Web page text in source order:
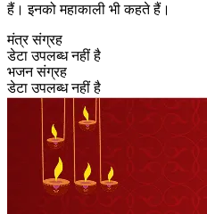
हैं। इनको महाकाली भी कहते हैं।
मंत्र संग्रह
डेटा उपलब्ध नहीं है
भजन संग्रह
डेटा उपलब्ध नहीं है